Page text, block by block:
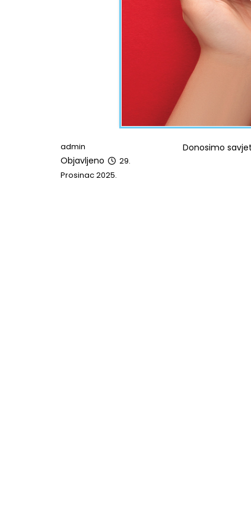
Donosimo
admin
Objavljeno
29.
Prosinac 2025.